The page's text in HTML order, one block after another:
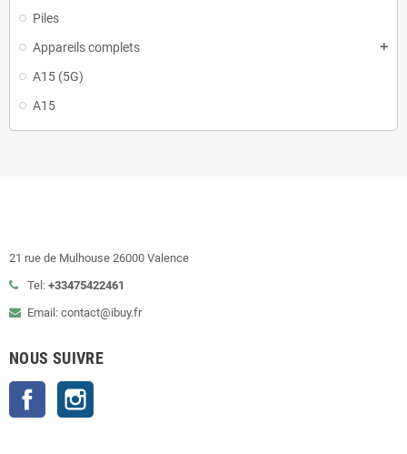
Piles
Appareils complets
add
A15 (5G)
A15
21 rue de Mulhouse 26000 Valence
Tel: +33475422461
Email: contact@ibuy.fr
NOUS SUIVRE
Facebook